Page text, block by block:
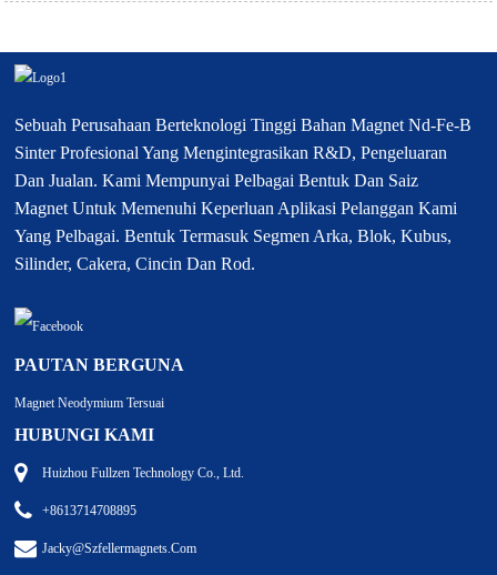
Sebuah Perusahaan Berteknologi Tinggi Bahan Magnet Nd-Fe-B
Sinter Profesional Yang Mengintegrasikan R&D, Pengeluaran
Dan Jualan. Kami Mempunyai Pelbagai Bentuk Dan Saiz
Magnet Untuk Memenuhi Keperluan Aplikasi Pelanggan Kami
Yang Pelbagai. Bentuk Termasuk Segmen Arka, Blok, Kubus,
Silinder, Cakera, Cincin Dan Rod.
PAUTAN BERGUNA
Magnet Neodymium Tersuai
HUBUNGI KAMI
Huizhou Fullzen Technology Co., Ltd.
+8613714708895
Jacky@szfellermagnets.com